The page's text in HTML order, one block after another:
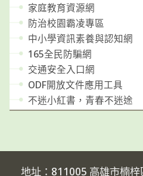
家庭教育資源網
防治校園霸凌專區
中小學資訊素養與認知網
165全民防騙網
交通安全入口網
ODF開放文件應用工具
不迷小紅書，青春不迷途
地址：811005 高雄市楠